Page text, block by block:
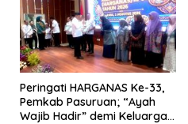
Peringati HARGANAS Ke-33,
Pemkab Pasuruan; “Ayah
Wajib Hadir” demi Keluarga